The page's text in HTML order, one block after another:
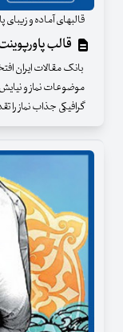
قالبهای آماده و زیبای
قالب پاورپوینت
بانک مقالات ایران
موضوعات نماز و نیایش
گرافیکی جذاب نماز را